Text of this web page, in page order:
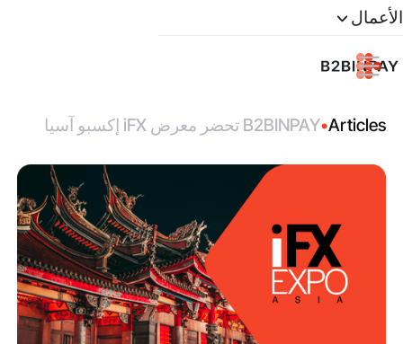
الأعمال
Articles
•
B2BINPAY تحضر معرض iFX إكسبو آسيا